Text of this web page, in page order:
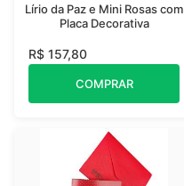
Lírio da Paz e Mini Rosas com
Placa Decorativa
R$ 157,80
COMPRAR